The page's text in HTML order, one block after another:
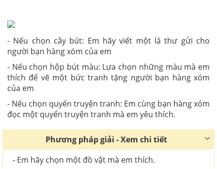
- Nếu chọn cây bút: Em hãy viết một lá thư gửi cho
người bạn hàng xóm của em
- Nếu chọn hộp bút màu: Lựa chọn những màu mà em
thích để vẽ một bức tranh tặng người bạn hàng xóm
của em
- Nếu chọn quyển truyện tranh: Em cùng bạn hàng xóm
đọc một quyển truyện tranh mà em yêu thích.
Phương pháp giải - Xem chi tiết
- Em hãy chọn một đồ vật mà em thích.